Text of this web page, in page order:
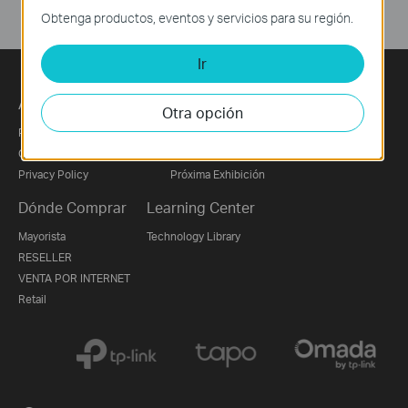
Acerca de Nosotros
Perfil Corporativo
Contáctanos
Privacy Policy
Noticias
Próxima Exhibición
Dónde Comprar
Mayorista
RESELLER
VENTA POR INTERNET
Retail
Learning Center
Technology Library
Obtenga productos, eventos y servicios para su región.
Ir
Otra opción